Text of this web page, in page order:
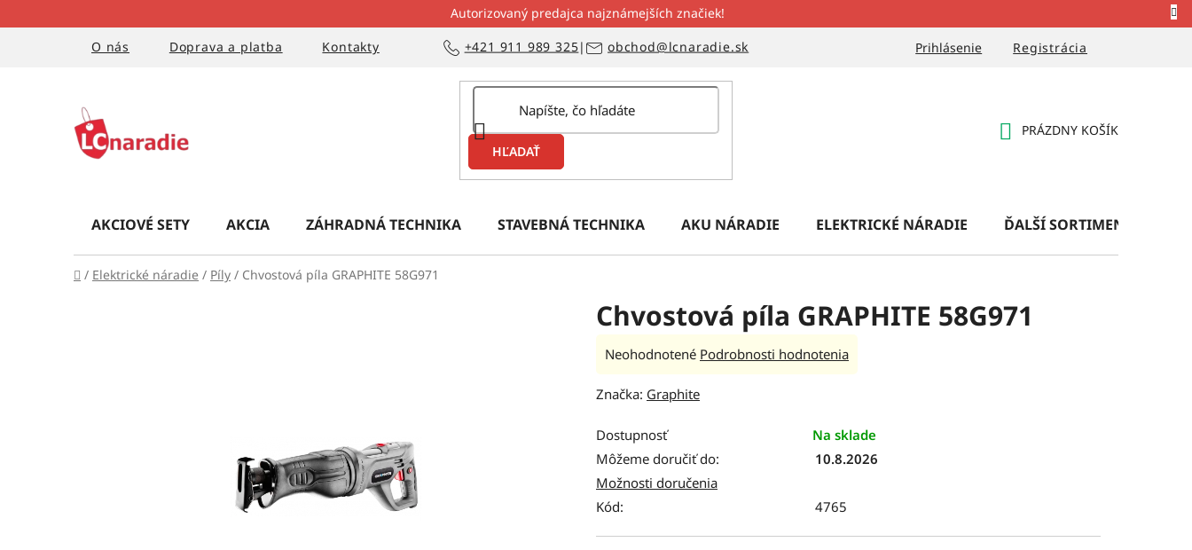
na
Autorizovaný predajca najznámejších značiek!
O nás
Doprava a platba Kontakty Prihlásenie Registrácia
+421 911 989 325| obchod@lcnaradie.sk
HĽADAŤ
PRÁZDNY KOŠÍK
AKCIOVÉ SETY AKCIA ZÁHRADNÁ TECHNIKA STAVEBNÁ TECHNIKA AKU NÁRADIE ELEKTRICKÉ NÁRADIE ĎALŠÍ SORTIMENT
Domov
/ Elektrické náradie / Píly / Chvostová píla GRAPHITE 58G971
Chvostová píla GRAPHITE 58G971
Priemerné
produktu
0,0
z
5
hviezdičiek.
Neohodnotené Podrobnosti hodnotenia
Značka: Graphite
Dostupnosť
Na sklade
Môžeme doručiť do:
10.8.2026
Možnosti doručenia
Kód:
4765